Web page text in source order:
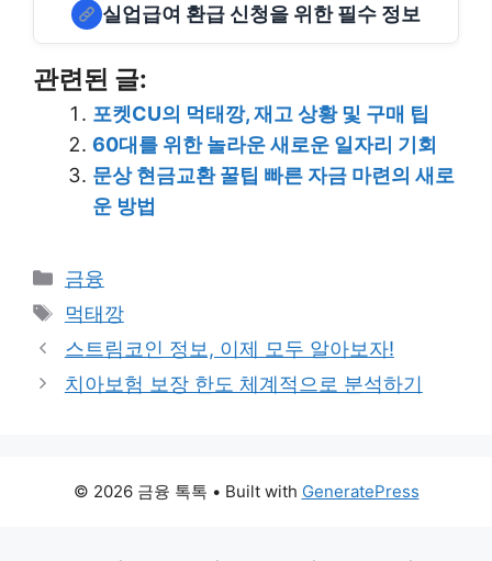
실업급여 환급 신청을 위한 필수 정보
관련된 글:
포켓CU의 먹태깡, 재고 상황 및 구매 팁
60대를 위한 놀라운 새로운 일자리 기회
문상 현금교환 꿀팁 빠른 자금 마련의 새로
운 방법
Categories
금융
Tags
먹태깡
스트림코인 정보, 이제 모두 알아보자!
치아보험 보장 한도 체계적으로 분석하기
© 2026 금융 톡톡 • Built with GeneratePress